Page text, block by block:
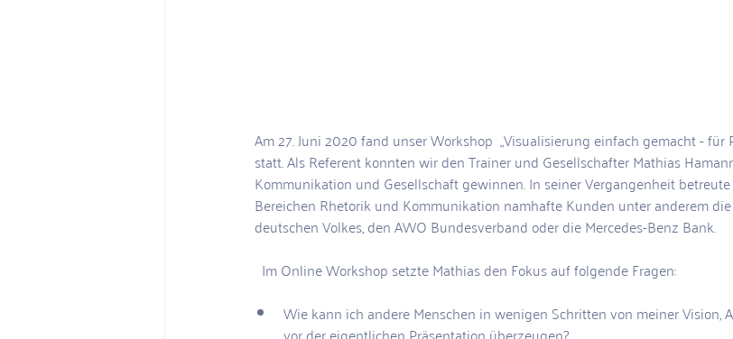
Am 27. Juni 2020 fand unser Workshop  „Visualisierung einfach gemacht - für
statt. Als Referent konnten wir den Trainer und Gesellschafter Mathias
Kommunikation und Gesellschaft gewinnen. In seiner Vergangenheit
Bereichen Rhetorik und Kommunikation namhafte Kunden unter anderem
deutschen Volkes, den AWO Bundesverband oder die Mercedes-Benz Bank.
  Im Online Workshop setzte Mathias den Fokus auf folgende Fragen:
Wie kann ich andere Menschen in wenigen Schritten von meiner Vision,